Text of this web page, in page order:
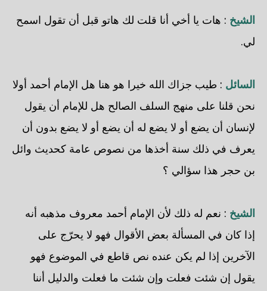
الشيخ : هات يا أخي أنا قلت لك هاتو قبل أن تقول اسمح
لي.
السائل : طيب جزاك الله خيرا هو هنا هل الإمام أحمد أولا
نحن قلنا على منهج السلف الصالح هل للإمام أن يقول
لإنسان أن يضع أو لا يضع له أن يضع أو لا يضع بدون أن
يعرف في ذلك سنة أخذها من نصوص عامة كحديث وائل
بن حجر هذا سؤالي ؟
الشيخ : نعم له ذلك لأن الإمام أحمد معروف مذهبه أنه
إذا كان في المسألة بعض الأقوال فهو لا يحرّج على
الآخرين إذا لم يكن عنده نص قاطع في الموضوع فهو
يقول إن شئت فعلت وإن شئت ما فعلت والدليل أننا